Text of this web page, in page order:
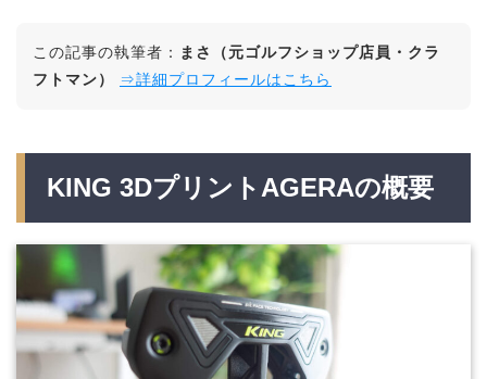
この記事の執筆者：
まさ（元ゴルフショップ店員・クラ
フトマン）
⇒詳細プロフィールはこちら
KING 3DプリントAGERAの概要